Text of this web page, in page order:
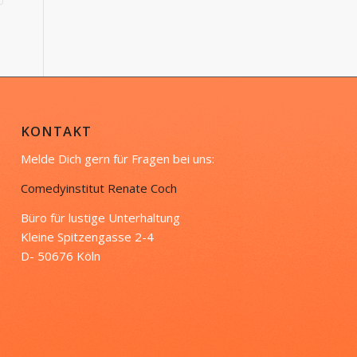
KONTAKT
Melde Dich gern für Fragen bei uns:
Comedyinstitut Renate Coch
Büro für lustige Unterhaltung
Kleine Spitzengasse 2-4
D- 50676 Köln